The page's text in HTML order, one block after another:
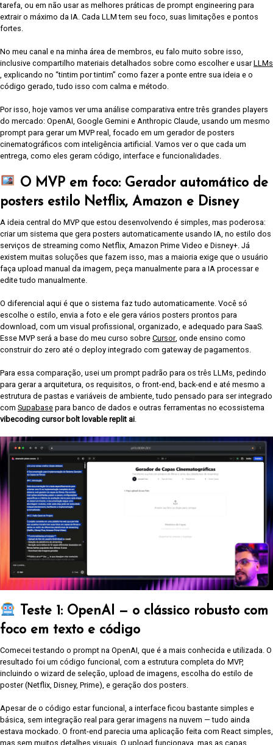
tarefa, ou em não usar as melhores práticas de prompt engineering para
extrair o máximo da IA. Cada LLM tem seu foco, suas limitações e pontos
fortes.
No meu canal e na minha área de membros, eu falo muito sobre isso,
inclusive compartilho materiais detalhados sobre como escolher e usarLLMs
, explicando no “tintim por tintim” como fazer a ponte entre sua ideia e o
código gerado, tudo isso com calma e método.
Por isso, hoje vamos ver uma análise comparativa entre três grandes players
do mercado: OpenAI, Google Gemini e Anthropic Claude, usando um mesmo
prompt para gerar um MVP real, focado em um gerador de posters
cinematográficos com inteligência artificial. Vamos ver o que cada um
entrega, como eles geram código, interface e funcionalidades.
O MVP em foco: Gerador automático de
posters estilo Netflix, Amazon e Disney
A ideia central do MVP que estou desenvolvendo é simples, mas poderosa:
criar um sistema que gera posters automaticamente usando IA, no estilo dos
serviços de streaming como Netflix, Amazon Prime Video e Disney+. Já
existem muitas soluções que fazem isso, mas a maioria exige que o usuário
faça upload manual da imagem, peça manualmente para a IA processar e
edite tudo manualmente.
O diferencial aqui é que o sistema faz tudo automaticamente. Você só
escolhe o estilo, envia a foto e ele gera vários posters prontos para
download, com um visual profissional, organizado, e adequado para SaaS.
Esse MVP será a base do meu curso sobre Cursor, onde ensino como
construir do zero até o deploy integrado com gateway de pagamentos.
Para essa comparação, usei um prompt padrão para os três LLMs, pedindo
para gerar a arquitetura, os requisitos, o front-end, back-end e até mesmo a
estrutura de pastas e variáveis de ambiente, tudo pensado para ser integrado
com Supabase para banco de dados e outras ferramentas no ecossistema
vibecoding cursor bolt lovable replit ai
Teste 1: OpenAI — o clássico robusto com
foco em texto e código
Comecei testando o prompt na OpenAI, que é a mais conhecida e utilizada. O
resultado foi um código funcional, com a estrutura completa do MVP,
incluindo o wizard de seleção, upload de imagens, escolha do estilo de
poster (Netflix, Disney, Prime), e geração dos posters.
Apesar de o código estar funcional, a interface ficou bastante simples e
básica, sem integração real para gerar imagens na nuvem — tudo ainda
estava mockado. O front-end parecia uma aplicação feita com React simples,
mas sem muitos detalhes visuais. O upload funcionava, mas as capas